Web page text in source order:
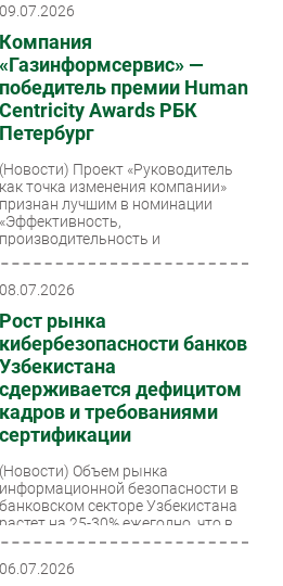
09.07.2026
Компания
«Газинформсервис» —
победитель премии Human
Centricity Awards РБК
Петербург
(Новости) Проект «Руководитель
как точка изменения компании»
признан лучшим в номинации
«Эффективность,
производительность и
08.07.2026
Рост рынка
кибербезопасности банков
Узбекистана
сдерживается дефицитом
кадров и требованиями
сертификации
(Новости) Объем рынка
информационной безопасности в
банковском секторе Узбекистана
растет на 25-30% ежегодно, что в
2-3 раза опережает
06.07.2026